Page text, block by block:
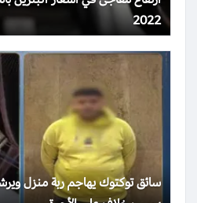
2022
سائق توكتوك يهاجم ربة منزل